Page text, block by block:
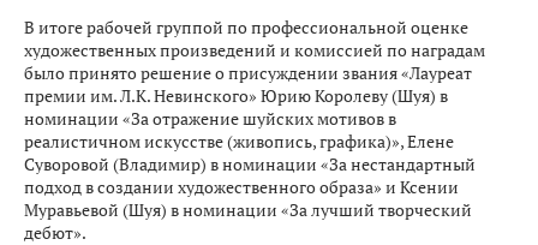
В итоге рабочей группой по профессиональной оценке
художественных произведений и комиссией по наградам
было принято решение о присуждении звания «Лауреат
премии им. Л.К. Невинского» Юрию Королеву (Шуя) в
номинации «За отражение шуйских мотивов в
реалистичном искусстве (живопись, графика)», Елене
Суворовой (Владимир) в номинации «За нестандартный
подход в создании художественного образа» и Ксении
Муравьевой (Шуя) в номинации «За лучший творческий
дебют».